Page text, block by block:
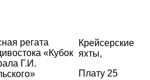
регата
«Кубок
Г.И.
Крейсерские
яхты,
Плату 25